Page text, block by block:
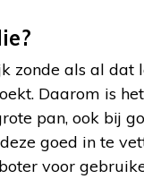
zonde als al dat
Daarom is
pan, ook bij
goed in te
voor